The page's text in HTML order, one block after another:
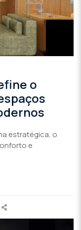
o
estratégica, o
e